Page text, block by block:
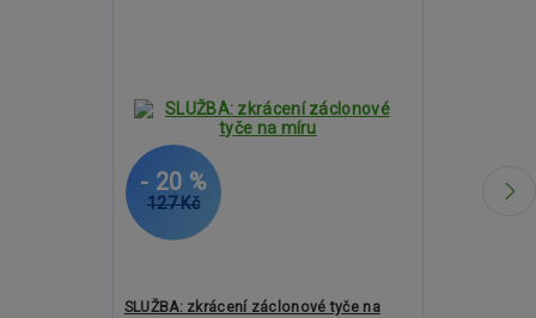
127 Kč
- 20 %
SLUŽBA: zkrácení záclonové tyče na
2 908 Kč
- 16 %